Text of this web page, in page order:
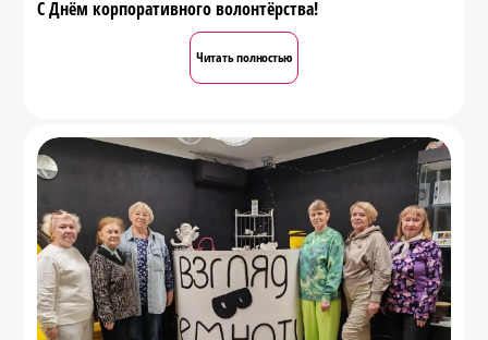
С Днём корпоративного волонтёрства!
Читать полностью